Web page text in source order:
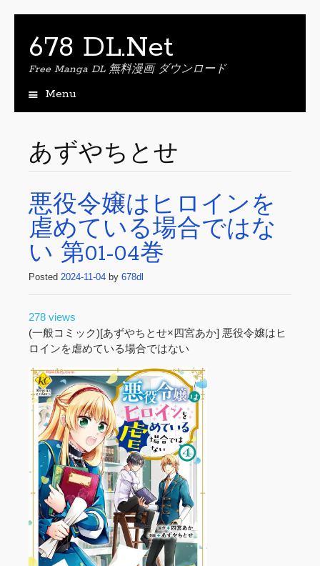
678 DL.Net
Free Manga DL 無料漫画 ダウンロード
Menu
p
c
o
n
e
あずやちとせ
悪役令嬢はヒロインを
虐めている場合ではな
い 第01-04巻
Posted 2024-11-04 by 678dl
278 views
(一般コミック)[あずやちとせ×四宮あか] 悪役令嬢はヒ
ロインを虐めている場合ではない